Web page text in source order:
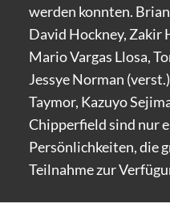
werden konnten.
David Hockney, Zakir
Mario Vargas Llosa,
Jessye Norman
Taymor, Kazuyo
Chipperfield sind nur
Persönlichkeiten, die
Teilnahme zur